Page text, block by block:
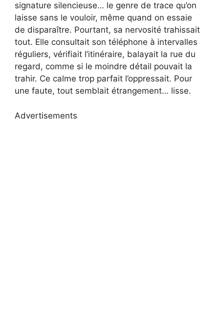
signature silencieuse… le genre de trace qu’on
laisse sans le vouloir, même quand on essaie
de disparaître. Pourtant, sa nervosité trahissait
tout. Elle consultait son téléphone à intervalles
réguliers, vérifiait l’itinéraire, balayait la rue du
regard, comme si le moindre détail pouvait la
trahir. Ce calme trop parfait l’oppressait. Pour
une faute, tout semblait étrangement… lisse.
Advertisements